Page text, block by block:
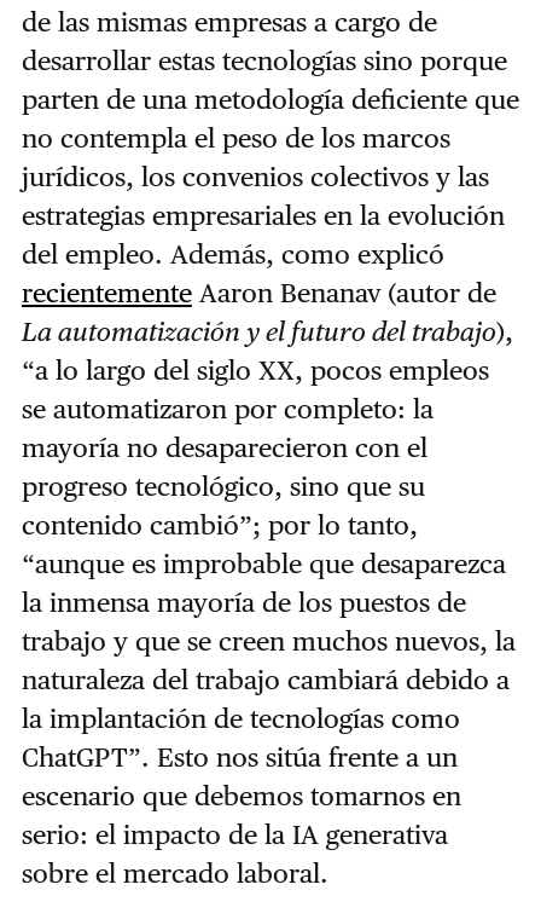
de las mismas empresas a cargo de
desarrollar estas tecnologías sino porque
parten de una metodología deficiente que
no contempla el peso de los marcos
jurídicos, los convenios colectivos y las
estrategias empresariales en la evolución
del empleo. Además, como explicó
recientementeAaron Benanav (autor de
La automatización y el futuro del trabajo),
“a lo largo del siglo XX, pocos empleos
se automatizaron por completo: la
mayoría no desaparecieron con el
progreso tecnológico, sino que su
contenido cambió”; por lo tanto,
“aunque es improbable que desaparezca
la inmensa mayoría de los puestos de
trabajo y que se creen muchos nuevos, la
naturaleza del trabajo cambiará debido a
la implantación de tecnologías como
ChatGPT”. Esto nos sitúa frente a un
escenario que debemos tomarnos en
serio: el impacto de la IA generativa
sobre el mercado laboral.